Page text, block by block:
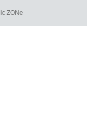
ZONe